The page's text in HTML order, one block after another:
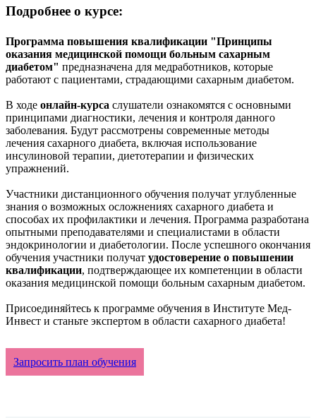
Подробнее о курсе:
Программа повышения квалификации "Принципы
оказания медицинской помощи больным сахарным
диабетом" предназначена для медработников, которые
работают с пациентами, страдающими сахарным диабетом.
В ходе онлайн-курса слушатели ознакомятся с основными
принципами диагностики, лечения и контроля данного
заболевания. Будут рассмотрены современные методы
лечения сахарного диабета, включая использование
инсулиновой терапии, диетотерапии и физических
упражнений.
Участники дистанционного обучения получат углубленные
знания о возможных осложнениях сахарного диабета и
способах их профилактики и лечения. Программа разработана
опытными преподавателями и специалистами в области
эндокринологии и диабетологии. После успешного окончания
обучения участники получат удостоверение о повышении
квалификации, подтверждающее их компетенции в области
оказания медицинской помощи больным сахарным диабетом.
Присоединяйтесь к программе обучения в Институте Мед-
Инвест и станьте экспертом в области сахарного диабета!
Запросить план обучения